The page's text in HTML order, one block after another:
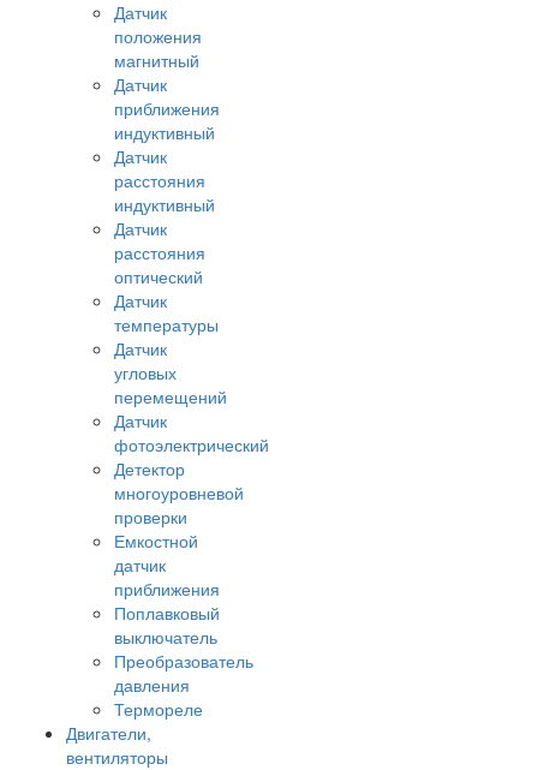
Датчик
положения
магнитный
Датчик
приближения
индуктивный
Датчик
расстояния
индуктивный
Датчик
расстояния
оптический
Датчик
температуры
Датчик
угловых
перемещений
Датчик
фотоэлектрический
Детектор
многоуровневой
проверки
Емкостной
датчик
приближения
Поплавковый
выключатель
Преобразователь
давления
Термореле
Двигатели,
вентиляторы